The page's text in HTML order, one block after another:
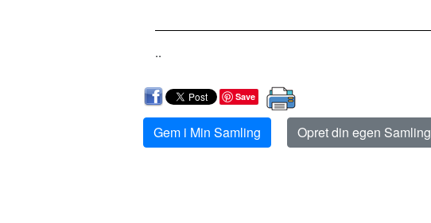
..
Save
Gem i Min Samling Opret din egen Samling